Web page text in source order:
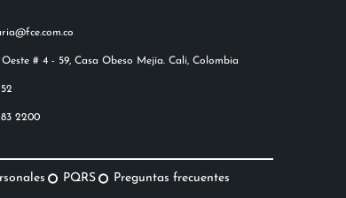
2200
PQRS Preguntas frecuentes